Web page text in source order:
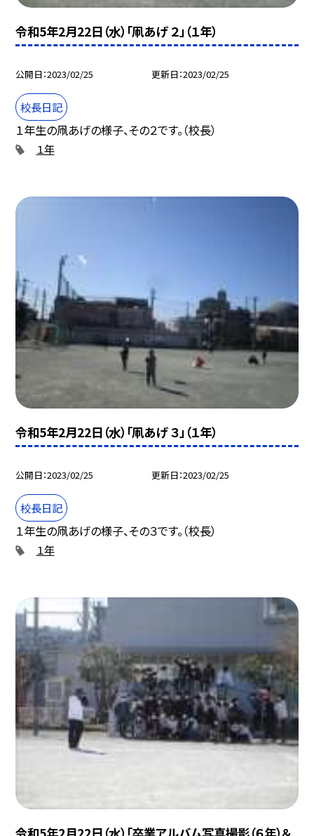
令和5年2月22日（水）「凧あげ ２」（１年）
公開日 2023/02/25 更新日 2023/02/25
校長日記
１年生の凧あげの様子、その２です。（校長）
１年
令和5年2月22日（水）「凧あげ ３」（１年）
公開日 2023/02/25 更新日 2023/02/25
校長日記
１年生の凧あげの様子、その３です。（校長）
１年